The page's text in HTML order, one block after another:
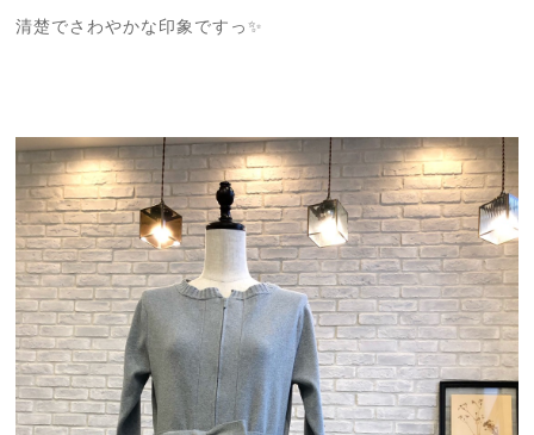
清楚でさわやかな印象ですっ✨